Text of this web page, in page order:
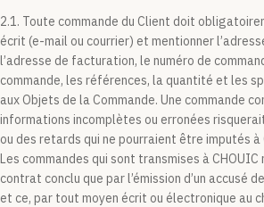
2.1. Toute commande du Client doit
écrit (e-mail ou courrier) et mentionner
l’adresse de facturation, le numéro de
commande, les références, la quantité et les
aux Objets de la Commande. Une commande
informations incomplètes ou erronées
ou des retards qui ne pourraient être imputés à
Les commandes qui sont transmises à
contrat conclu que par l’émission d’un accusé
et ce, par tout moyen écrit ou électronique au